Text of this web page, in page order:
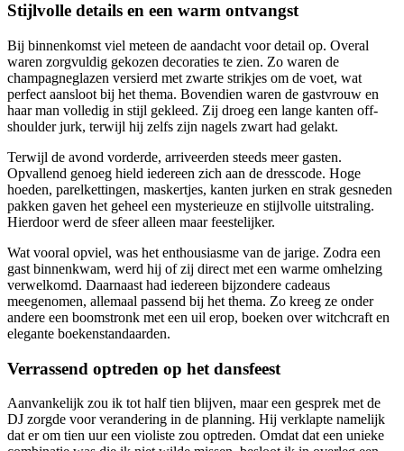
Stijlvolle details en een warm ontvangst
Bij binnenkomst viel meteen de aandacht voor detail op. Overal
waren zorgvuldig gekozen decoraties te zien. Zo waren de
champagneglazen versierd met zwarte strikjes om de voet, wat
perfect aansloot bij het thema. Bovendien waren de gastvrouw en
haar man volledig in stijl gekleed. Zij droeg een lange kanten off-
shoulder jurk, terwijl hij zelfs zijn nagels zwart had gelakt.
Terwijl de avond vorderde, arriveerden steeds meer gasten.
Opvallend genoeg hield iedereen zich aan de dresscode. Hoge
hoeden, parelkettingen, maskertjes, kanten jurken en strak gesneden
pakken gaven het geheel een mysterieuze en stijlvolle uitstraling.
Hierdoor werd de sfeer alleen maar feestelijker.
Wat vooral opviel, was het enthousiasme van de jarige. Zodra een
gast binnenkwam, werd hij of zij direct met een warme omhelzing
verwelkomd. Daarnaast had iedereen bijzondere cadeaus
meegenomen, allemaal passend bij het thema. Zo kreeg ze onder
andere een boomstronk met een uil erop, boeken over witchcraft en
elegante boekenstandaarden.
Verrassend optreden op het dansfeest
Aanvankelijk zou ik tot half tien blijven, maar een gesprek met de
DJ zorgde voor verandering in de planning. Hij verklapte namelijk
dat er om tien uur een violiste zou optreden. Omdat dat een unieke